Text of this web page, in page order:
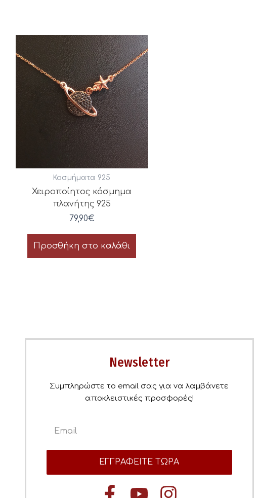
Κοσμήματα 925
Χειροποίητος κόσμημα
πλανήτης 925
79,90€
Προσθήκη στο καλάθι
Newsletter
Συμπληρώστε το email σας για να λαμβάνετε
αποκλειστικές προσφορές!
ΕΓΓΡΑΦΕΙΤΕ ΤΩΡΑ